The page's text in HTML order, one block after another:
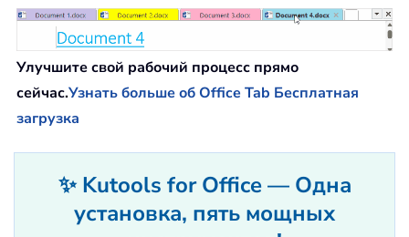
Улучшите свой рабочий процесс прямо
сейчас.Узнать больше об Office Tab Бесплатная
загрузка
✨ Kutools for Office — Одна
установка, пять мощных